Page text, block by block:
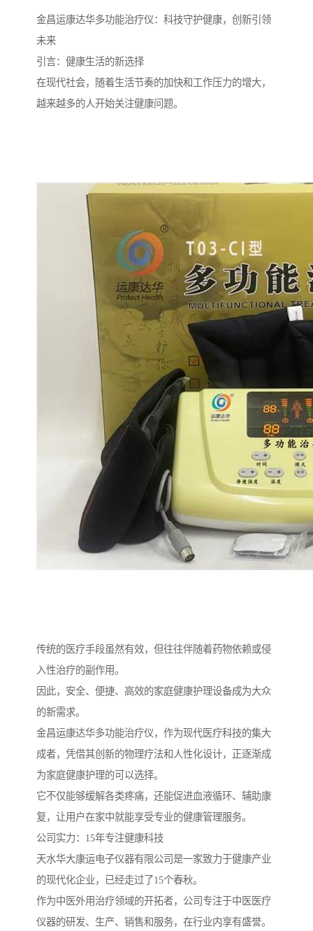
金昌运康达华多功能治疗仪：科技守护健康，创新引领
未来
引言：健康生活的新选择
在现代社会，随着生活节奏的加快和工作压力的增大，
越来越多的人开始关注健康问题。
传统的医疗手段虽然有效，但往往伴随着药物依赖或侵
入性治疗的副作用。
因此，安全、便捷、高效的家庭健康护理设备成为大众
的新需求。
金昌运康达华多功能治疗仪，作为现代医疗科技的集大
成者，凭借其创新的物理疗法和人性化设计，正逐渐成
为家庭健康护理的可以选择。
它不仅能够缓解各类疼痛，还能促进血液循环、辅助康
复，让用户在家中就能享受专业的健康管理服务。
公司实力：15年专注健康科技
天水华大康运电子仪器有限公司是一家致力于健康产业
的现代化企业，已经走过了15个春秋。
作为中医外用治疗领域的开拓者，公司专注于中医医疗
仪器的研发、生产、销售和服务，在行业内享有盛誉。